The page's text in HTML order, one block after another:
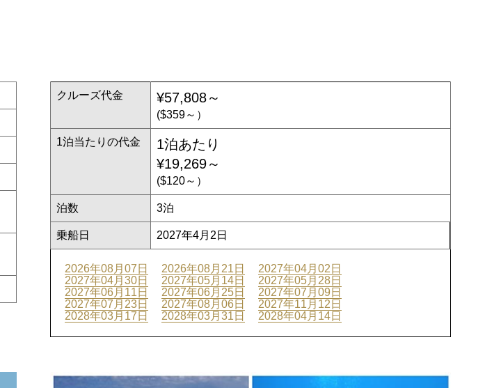
クルーズ代金 ¥57,808～
($359～）
1泊当たりの代金
1泊あたり
¥19,269～
($120～）
泊数 3泊
乗船日 2027年4月2日
2026年08月07日 2026年08月21日
2027年04月02日
2027年04月30日
2027年05月14日
2027年05月28日
2027年06月11日
2027年06月25日
2027年07月09日
2027年07月23日
2027年08月06日
2027年11月12日
2028年03月17日
2028年03月31日 2028年04月14日